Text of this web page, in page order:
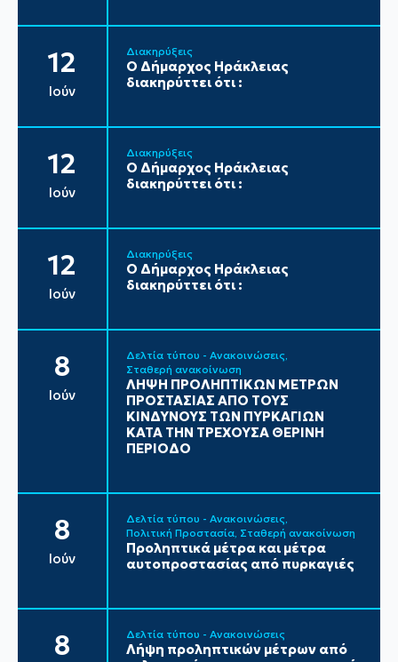
12
Ιούν
Διακηρύξεις
Ο Δήμαρχος Ηράκλειας
διακηρύττει ότι :
12
Ιούν
Διακηρύξεις
Ο Δήμαρχος Ηράκλειας
διακηρύττει ότι :
12
Ιούν
Διακηρύξεις
Ο Δήμαρχος Ηράκλειας
διακηρύττει ότι :
8
Ιούν
Δελτία τύπου - Ανακοινώσεις
Σταθερή ανακοίνωση
ΛΗΨΗ ΠΡΟΛΗΠΤΙΚΩΝ ΜΕΤΡΩΝ
ΠΡΟΣΤΑΣΙΑΣ ΑΠΟ ΤΟΥΣ
ΚΙΝΔΥΝΟΥΣ ΤΩΝ ΠΥΡΚΑΓΙΩΝ
ΚΑΤΑ ΤΗΝ ΤΡΕΧΟΥΣΑ ΘΕΡΙΝΗ
ΠΕΡΙΟΔΟ
8
Ιούν
Δελτία τύπου - Ανακοινώσεις
Πολιτική Προστασία Σταθερή ανακοίνωση
Προληπτικά μέτρα και μέτρα
αυτοπροστασίας από πυρκαγιές
8 Δελτία τύπου - Ανακοινώσεις
Λήψη προληπτικών μέτρων από